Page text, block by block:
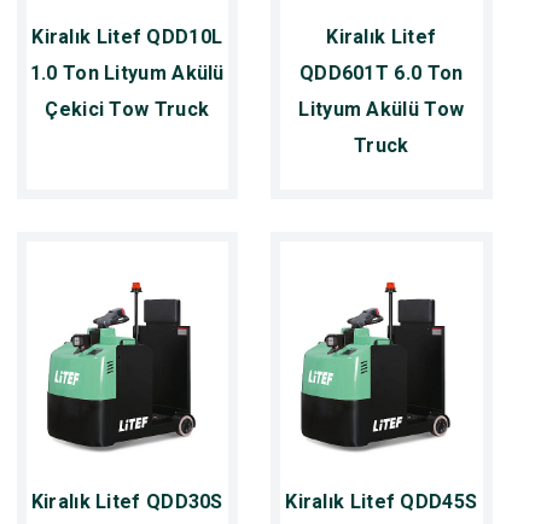
Kiralık Litef QDD10L
1.0 Ton Lityum Akülü
Çekici Tow Truck
Kiralık Litef
QDD601T 6.0 Ton
Lityum Akülü Tow
Truck
Kiralık Litef QDD30S
Kiralık Litef QDD45S